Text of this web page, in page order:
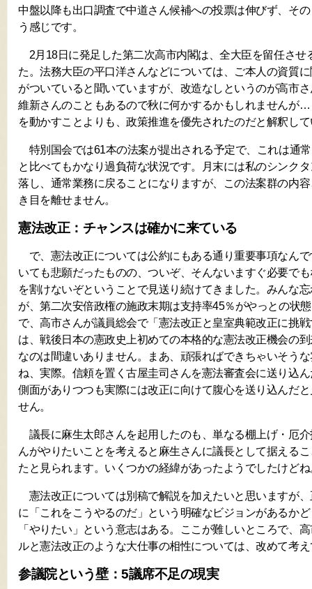
中盤以降も出口調査で中道さん候補への投票は伸びず、そ
う感じです。
2月18日に発足した第二次高市内閣は、全大臣を留任させ
た。法務大臣の平口洋さんなどについては、ご本人の資質
がついていると聞いていますが、改造なしというのが高市
維新さんのこともあるので秋に何かするかもしれません
を動かすことよりも、政策推進を優先されたのだと解釈し
特別国会では61本の法案が提出される予定で、これは通
と比べてもかなり過負荷な状況です。月末には私のシンク
落し、通常業務に戻ることになりますが、この法案群の内
き目を離せません。
憲法改正：チャンスは確かに来ている
で、憲法改正については公約にもある通り重要事項なん
いても悲願だったものの、ついぞ、そんないますぐ必要で
を割けないぞということで見送り続けてきました。みんな
が、第二次安倍政権の施政末期は支持率45％がやっとの状
で、高市さんが議員総会で「憲法改正と皇室典範改正に挑
は、戦後日本の憲政史上初めての本格的な憲法改正機会の
なのは間違いありません。まあ、頑張ればできちゃいそう
ね、実際。信頼を置く古屋圭司さんを憲法審査会に送り込
側面がありつつも実際には改正に向けて腹心を送り込んだ
せん。
議長に麻生太郎さんを起用したのも、単なる棚上げ・厄
んがやりたいことを考えると麻生さんに議長として据える
たと見られます。いくつかの経緯があったようでしたけどね
憲法改正については別稿で解説を加えたいと思いますが
に「これをこうやるのだ」という明確なビジョンがあるか
「やりたい」という意志はある。ここが難しいところで、
ルと憲法改正のような大仕事の相性については、改めて考
参議院という壁：5議席不足の現実